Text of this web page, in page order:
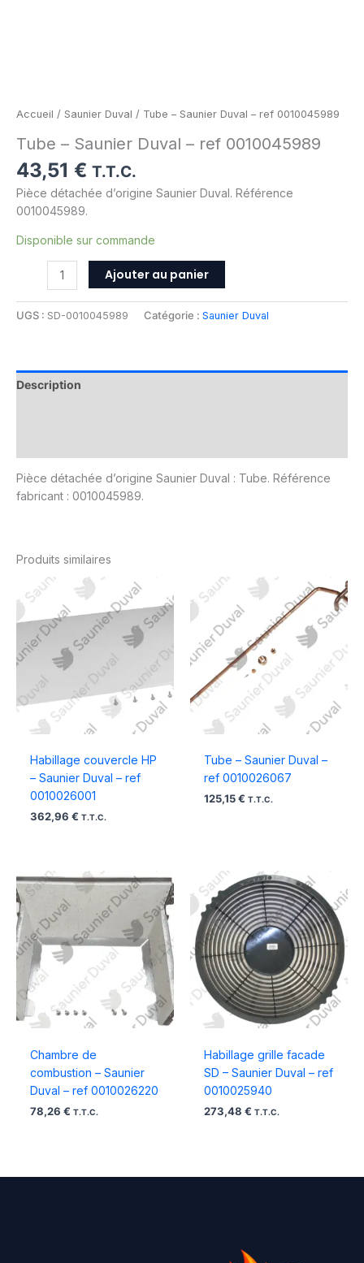
Accueil / Saunier Duval / Tube – Saunier Duval – ref 0010045989
Tube – Saunier Duval – ref 0010045989
43,51 € T.T.C.
Pièce détachée d’origine Saunier Duval. Référence
0010045989.
Disponible sur commande
Ajouter au panier
UGS : SD-0010045989 Catégorie : Saunier Duval
Description
Pièce détachée d’origine Saunier Duval : Tube. Référence
fabricant : 0010045989.
Produits similaires
Habillage couvercle HP
– Saunier Duval – ref
0010026001
362,96 € T.T.C.
Tube – Saunier Duval –
ref 0010026067
125,15 € T.T.C.
Chambre de
combustion – Saunier
Duval – ref 0010026220
78,26 € T.T.C.
Habillage grille facade
SD – Saunier Duval – ref
0010025940
273,48 € T.T.C.